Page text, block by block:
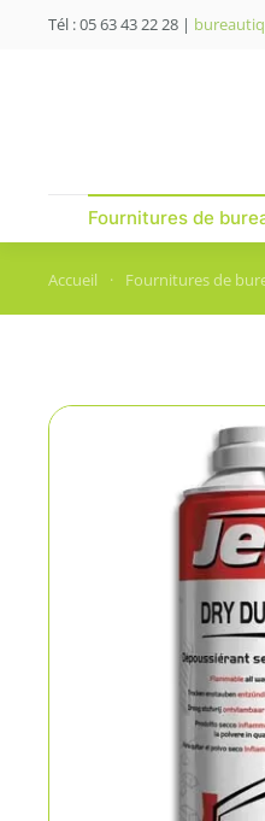
Tél : 05 63 43 22 28 |
Fournitures de
Accueil Fournitures de